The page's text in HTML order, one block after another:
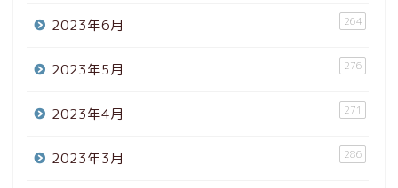
2023年6月 264
2023年5月 276
2023年4月 271
2023年3月 286